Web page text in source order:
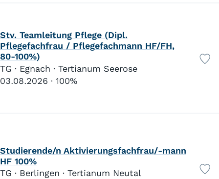
Stv. Teamleitung Pflege (Dipl.
Pflegefachfrau / Pflegefachmann HF/FH,
80-100%)
TG · Egnach · Tertianum Seerose
03.08.2026
100%
Studierende/n Aktivierungsfachfrau/-mann
HF 100%
TG · Berlingen · Tertianum Neutal